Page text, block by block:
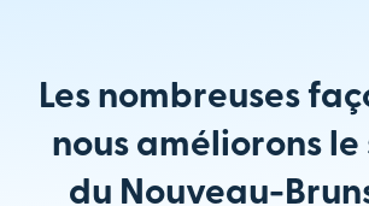
Les nombreuses
nous améliorons le
du Nouveau-